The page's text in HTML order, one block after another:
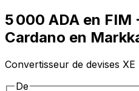
5 000 ADA en
Cardano en
Convertisseur de devises XE
De